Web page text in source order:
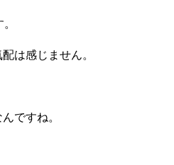
は感じません。
ですね。